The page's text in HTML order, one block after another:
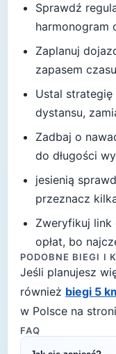
Sprawdź
harmonogram
Zaplanuj
zapasem
Ustal strategię
dystansu,
Zadbaj o
do długości
jesienią
przeznacz
Zweryfikuj
opłat, bo
PODOBNE BIEGI I
Jeśli planujesz
również biegi 5
w Polsce na
FAQ